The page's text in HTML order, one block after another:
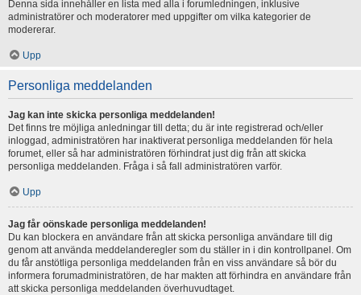
Denna sida innehåller en lista med alla i forumledningen, inklusive
administratörer och moderatorer med uppgifter om vilka kategorier de
modererar.
Upp
Personliga meddelanden
Jag kan inte skicka personliga meddelanden!
Det finns tre möjliga anledningar till detta; du är inte registrerad och/eller
inloggad, administratören har inaktiverat personliga meddelanden för hela
forumet, eller så har administratören förhindrat just dig från att skicka
personliga meddelanden. Fråga i så fall administratören varför.
Upp
Jag får oönskade personliga meddelanden!
Du kan blockera en användare från att skicka personliga användare till dig
genom att använda meddelanderegler som du ställer in i din kontrollpanel. Om
du får anstötliga personliga meddelanden från en viss användare så bör du
informera forumadministratören, de har makten att förhindra en användare från
att skicka personliga meddelanden överhuvudtaget.